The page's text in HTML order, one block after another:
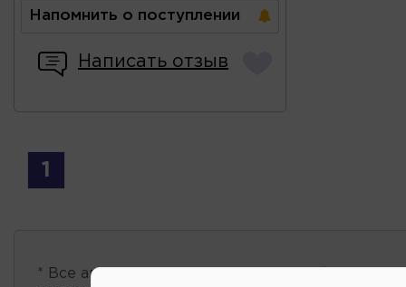
Напомнить о поступлении
Написать отзыв
1
* Все автозапчасти